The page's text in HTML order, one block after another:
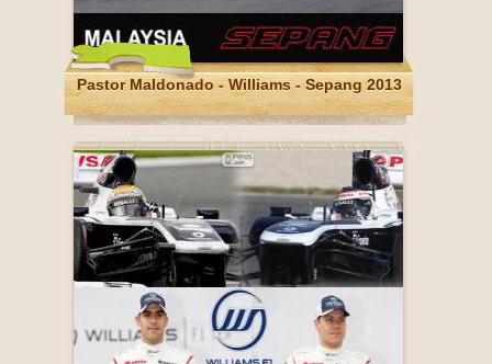
Pastor Maldonado - Williams - Sepang 2013